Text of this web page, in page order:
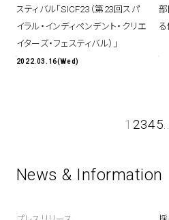
スティバル「SICF23（第23回スパ
イラル・インディペンデント・クリエ
イターズ・フェスティバル）」
2022.03.16(Wed)
部
る
1 2345
News & Information